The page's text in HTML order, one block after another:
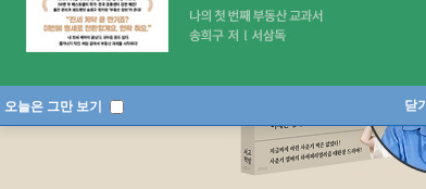
오늘은 그만 보기 닫기